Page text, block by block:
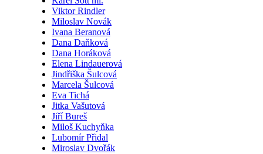
Viktor Rindler
Miloslav Novák
Ivana Beranová
Dana Daňková
Dana Horáková
Elena Lindauerová
Jindřiška Šulcová
Marcela Šulcová
Eva Tichá
Jitka Vašutová
Jiří Bureš
Miloš Kuchyňka
Lubomír Přidal
Miroslav Dvořák